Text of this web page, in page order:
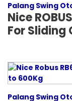
Palang Swing
Nice
For Sliding
Palang Swing